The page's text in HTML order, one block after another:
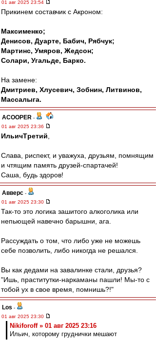
01 авг 2025 23:54
Прикинем составчик с Акроном:
Максименко;
Денисов, Дуарте, Бабич, Рябчук;
Мартинс, Умяров, Жедсон;
Солари, Угальде, Барко.
На замене:
Дмитриев, Хлусевич, Зобнин, Литвинов,
Массалыга.
ACOOPER -
01 авг 2025 23:36
ИльичТpeтий
Слава, риспект, и уважуха, друзьям, помнящим
и чтящим память друзей-спартачей!
Саша, будь здоров!
Авверс -
01 авг 2025 23:30
Так-то это логика зашитого алкоголика или
непьющей навечно барышни, ага.
Рассуждать о том, что либо уже не можешь
себе позволить, либо никогда не решался.
Вы как дедами на завалинке стали, друзья?
"Ишь, праститутки-наркаманы пашли! Мы-то с
тобой ух в свое время, помнишь?!"
Los -
01 авг 2025 23:30
Nikiforoff » 01 авг 2025 23:16
Ильич, которому груднички мешают